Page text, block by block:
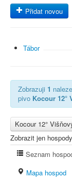
Přidat novou
Tábor
Zobrazuji 1
pivo Kocour 12°
Kocour 12°
Zobrazit jen
Seznam
Mapa hospod